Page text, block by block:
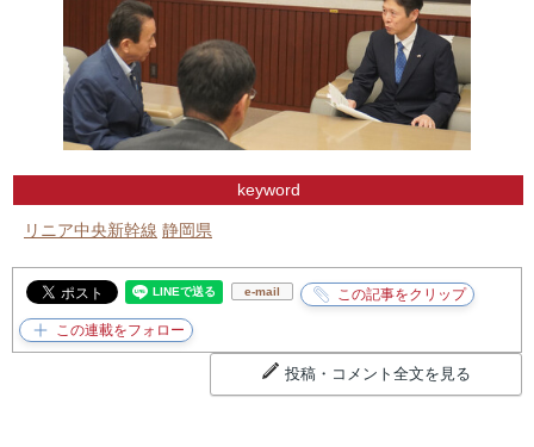
keyword
リニア中央新幹線 静岡県
e-mail
投稿・コメント全文を見る